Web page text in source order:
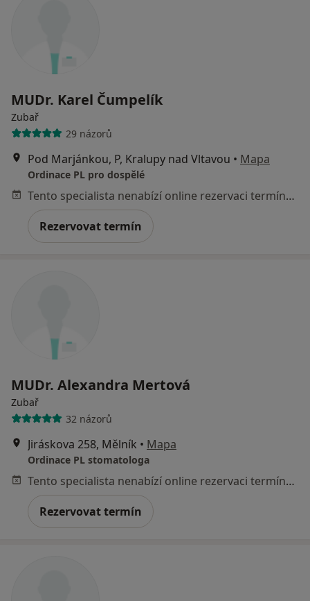
MUDr. Karel Čumpelík
Zubař
29 názorů
Pod Marjánkou, P, Kralupy nad Vltavou • Mapa
Ordinace PL pro dospělé
Tento specialista nenabízí online rezervaci termínu na této adrese.
Rezervovat termín
MUDr. Alexandra Mertová
Zubař
32 názorů
Jiráskova 258, Mělník • Mapa
Ordinace PL stomatologa
Tento specialista nenabízí online rezervaci termínu na této adrese.
Rezervovat termín